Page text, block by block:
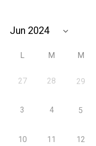
L M M
27 28 29
3 4 5
10 11 12